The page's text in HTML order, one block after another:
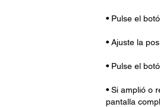
• Pulse el
•Ajuste la
• Pulse el
•Si amplió o
pantalla